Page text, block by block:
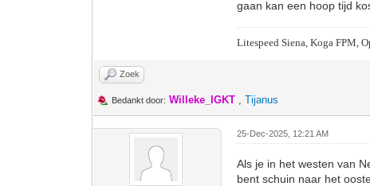
gaan kan een hoop tijd
Litespeed Siena, Koga FPM,
Zoek
Bedankt door: Willeke_IGKT ,Tijanus
25-Dec-2025, 12:21 AM
Als je in het westen van
bent schuin naar het